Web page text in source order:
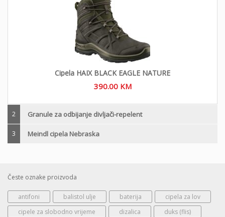
Cipela HAIX BLACK EAGLE NATURE
390.00 KM
2 Granule za odbijanje divljači-repelent
3 Meindl cipela Nebraska
Česte oznake proizvoda
antifoni balistol ulje baterija
cipela za lov
cipele za slobodno vrijeme
dizalica
duks (flis)